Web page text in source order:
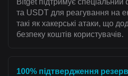
та USDT для реагування на
такі як хакерські атаки, що
безпеку коштів користувачів.
100% підтвердження